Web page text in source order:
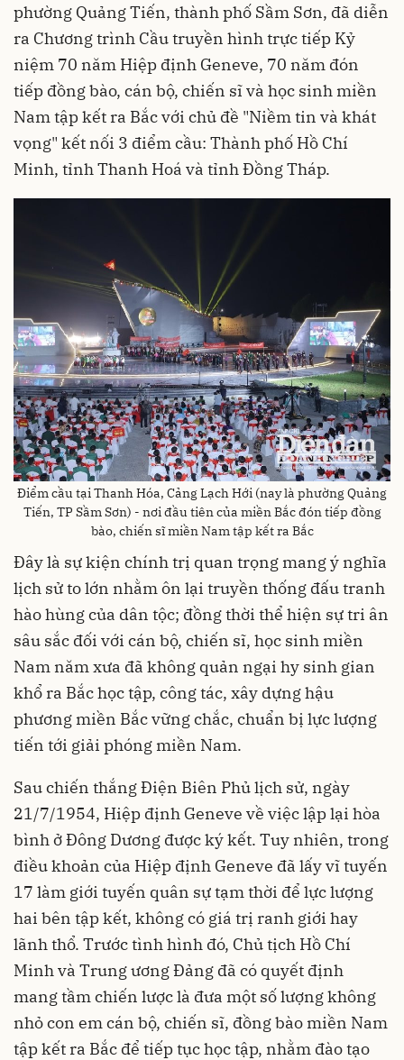
phường Quảng Tiến, thành phố Sầm Sơn, đã diễn
ra Chương trình Cầu truyền hình trực tiếp Kỷ
niệm 70 năm Hiệp định Geneve, 70 năm đón
tiếp đồng bào, cán bộ, chiến sĩ và học sinh miền
Nam tập kết ra Bắc với chủ đề "Niềm tin và khát
vọng" kết nối 3 điểm cầu: Thành phố Hồ Chí
Minh, tỉnh Thanh Hoá và tỉnh Đồng Tháp.
Điểm cầu tại Thanh Hóa, Cảng Lạch Hới (nay là phường Quảng
Tiến, TP Sầm Sơn) - nơi đầu tiên của miền Bắc đón tiếp đồng
bào, chiến sĩ miền Nam tập kết ra Bắc
Đây là sự kiện chính trị quan trọng mang ý nghĩa
lịch sử to lớn nhằm ôn lại truyền thống đấu tranh
hào hùng của dân tộc; đồng thời thể hiện sự tri ân
sâu sắc đối với cán bộ, chiến sĩ, học sinh miền
Nam năm xưa đã không quản ngại hy sinh gian
khổ ra Bắc học tập, công tác, xây dựng hậu
phương miền Bắc vững chắc, chuẩn bị lực lượng
tiến tới giải phóng miền Nam.
Sau chiến thắng Điện Biên Phủ lịch sử, ngày
21/7/1954, Hiệp định Geneve về việc lập lại hòa
bình ở Đông Dương được ký kết. Tuy nhiên, trong
điều khoản của Hiệp định Geneve đã lấy vĩ tuyến
17 làm giới tuyến quân sự tạm thời để lực lượng
hai bên tập kết, không có giá trị ranh giới hay
lãnh thổ. Trước tình hình đó, Chủ tịch Hồ Chí
Minh và Trung ương Đảng đã có quyết định
mang tầm chiến lược là đưa một số lượng không
nhỏ con em cán bộ, chiến sĩ, đồng bào miền Nam
tập kết ra Bắc để tiếp tục học tập, nhằm đào tạo